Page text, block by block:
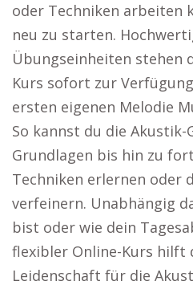
oder Techniken arbeiten
neu zu starten.
Übungseinheiten stehen
Kurs sofort zur
ersten eigenen Melodie
So kannst du die
Grundlagen bis hin zu
Techniken erlernen oder
verfeinern. Unabhängig
bist oder wie dein
flexibler Online-Kurs hilft
Leidenschaft für die